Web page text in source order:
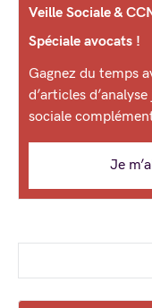
Veille Sociale &
Spéciale avocats !
Gagnez du temps
d’articles
sociale
Je